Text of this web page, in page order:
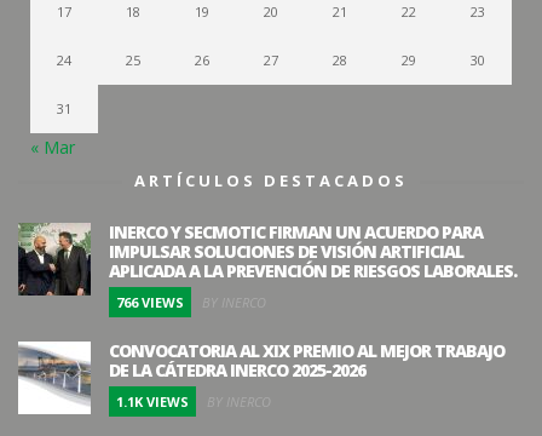
17 18 19 20 21 22 23
24 25 26 27 28 29 30
31
« Mar
ARTÍCULOS DESTACADOS
INERCO Y SECMOTIC FIRMAN UN ACUERDO PARA
IMPULSAR SOLUCIONES DE VISIÓN ARTIFICIAL
APLICADA A LA PREVENCIÓN DE RIESGOS LABORALES.
766 VIEWS BY INERCO
CONVOCATORIA AL XIX PREMIO AL MEJOR TRABAJO
DE LA CÁTEDRA INERCO 2025-2026
1.1K VIEWS BY INERCO